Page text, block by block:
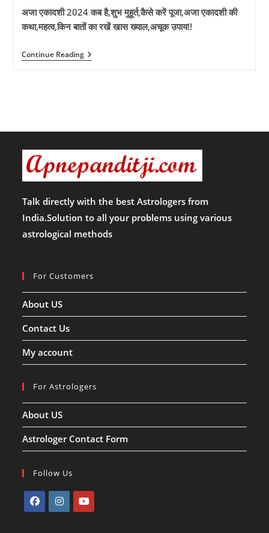
अजा एकादशी 2024 कब है,शुभ मुहूर्त,कैसे करें पूजा,अजा एकादशी की
कथा,महत्व,किन बातों का रखें खास ख्याल,अचूक उपाय!!
Continue Readingअजा
एकादशी
मुहूर्त,
विधि,
अजा
एकादशी
की
और
महत्व!
Talk directly with the best Astrologers from
India.Solution to all your problems using various
astrological methods
For Customers
About US
Contact Us
My account
For Astrologers
About US
Astrologer Contact Form
Follow Us